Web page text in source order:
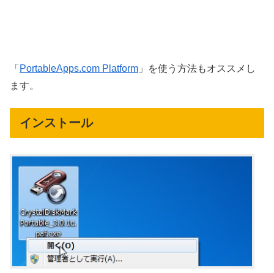
「 PortableApps.com Platform 」を使う方法もオススメし
ます。
インストール